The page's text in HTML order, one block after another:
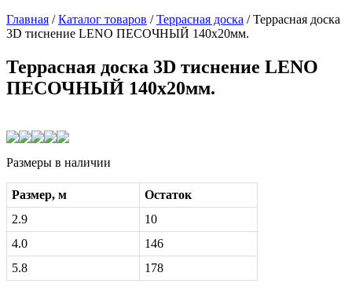
Главная /Каталог товаров /Террасная доска /Террасная доска
3D тиснение LENO ПЕСОЧНЫЙ 140x20мм.
Террасная доска 3D тиснение LENO
ПЕСОЧНЫЙ 140x20мм.
Размеры в наличии
Размер, м
Остаток
2.9
10
4.0
146
5.8
178